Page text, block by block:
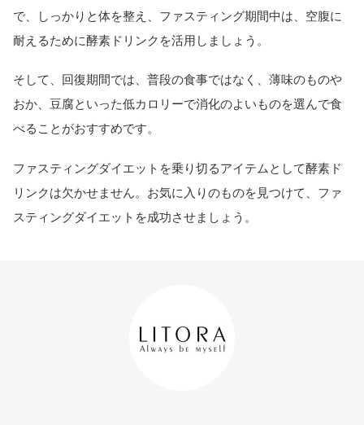
で、しっかりと体を整え、ファスティング期間中は、空腹に
耐えるために酵素ドリンクを活用しましょう。
そして、回復期間では、普段の食事ではなく、薄味のものや
おか、豆腐といった低カロリーで消化のよいものを選んで食
べることがおすすめです。
ファスティングダイエットを乗り切るアイテムとして酵素ド
リンクは欠かせません。お気に入りのものを見つけて、ファ
スティングダイエットを成功させましょう。